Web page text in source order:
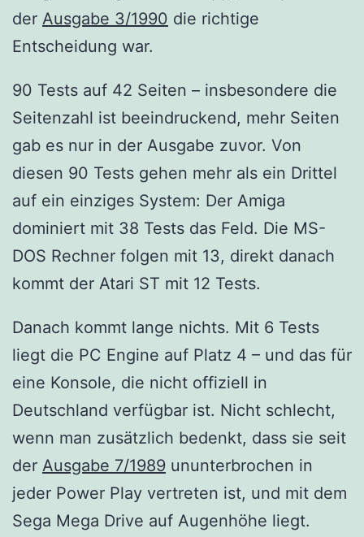
der Ausgabe 3/1990 die richtige
Entscheidung war.
90 Tests auf 42 Seiten – insbesondere die
Seitenzahl ist beeindruckend, mehr Seiten
gab es nur in der Ausgabe zuvor. Von
diesen 90 Tests gehen mehr als ein Drittel
auf ein einziges System: Der Amiga
dominiert mit 38 Tests das Feld. Die MS-
DOS Rechner folgen mit 13, direkt danach
kommt der Atari ST mit 12 Tests.
Danach kommt lange nichts. Mit 6 Tests
liegt die PC Engine auf Platz 4 – und das für
eine Konsole, die nicht offiziell in
Deutschland verfügbar ist. Nicht schlecht,
wenn man zusätzlich bedenkt, dass sie seit
der Ausgabe 7/1989 ununterbrochen in
jeder Power Play vertreten ist, und mit dem
Sega Mega Drive auf Augenhöhe liegt.